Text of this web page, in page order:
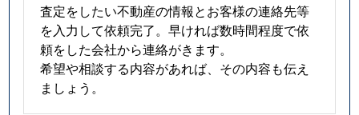
査定をしたい不動産の情報とお客様の連絡先等
を入力して依頼完了。早ければ数時間程度で依
頼をした会社から連絡がきます。
希望や相談する内容があれば、その内容も伝え
ましょう。